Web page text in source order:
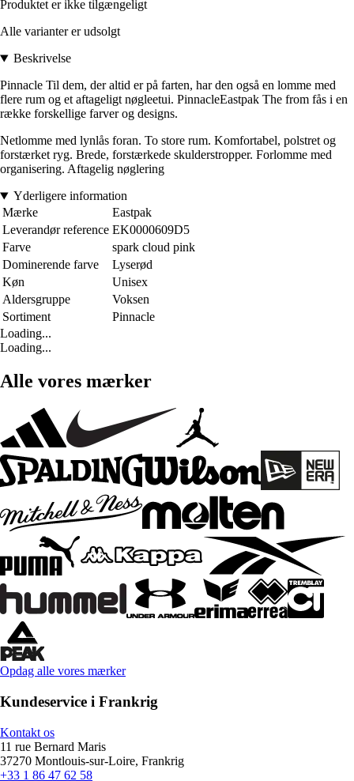
Produktet er ikke tilgængeligt
Alle varianter er udsolgt
Beskrivelse
Pinnacle Til dem, der altid er på farten, har den også en lomme med
flere rum og et aftageligt nøgleetui. PinnacleEastpak The from fås i en
række forskellige farver og designs.
Netlomme med lynlås foran. To store rum. Komfortabel, polstret og
forstærket ryg. Brede, forstærkede skulderstropper. Forlomme med
organisering. Aftagelig nøglering
Yderligere information
Mærke
Eastpak
Leverandør reference EK0000609D5
Farve
spark cloud pink
Dominerende farve
Lyserød
Køn
Unisex
Aldersgruppe
Voksen
Sortiment
Pinnacle
Loading...
Loading...
Alle vores mærker
Opdag alle vores mærker
Kundeservice i Frankrig
Kontakt os
11 rue Bernard Maris
37270 Montlouis-sur-Loire, Frankrig
+33 1 86 47 62 58